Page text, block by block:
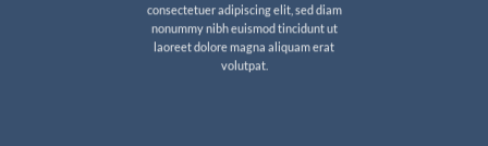
consectetuer adipiscing elit, sed diam
nonummy nibh euismod tincidunt ut
laoreet dolore magna aliquam erat
volutpat.